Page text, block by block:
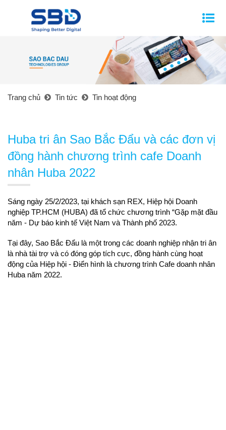
Trang chủ Tin tức Tin hoạt động
Huba tri ân Sao Bắc Đẩu và các đơn vị
đồng hành chương trình cafe Doanh
nhân Huba 2022
Sáng ngày 25/2/2023, tại khách sạn REX, Hiệp hội Doanh
nghiệp TP.HCM (HUBA) đã tổ chức chương trình “Gặp mặt đầu
năm - Dự báo kinh tế Việt Nam và Thành phố 2023.
Tại đây, Sao Bắc Đẩu là một trong các doanh nghiệp nhận tri ân
là nhà tài trợ và có đóng góp tích cực, đồng hành cùng hoạt
động của Hiệp hội - Điển hình là chương trình Cafe doanh nhân
Huba năm 2022.